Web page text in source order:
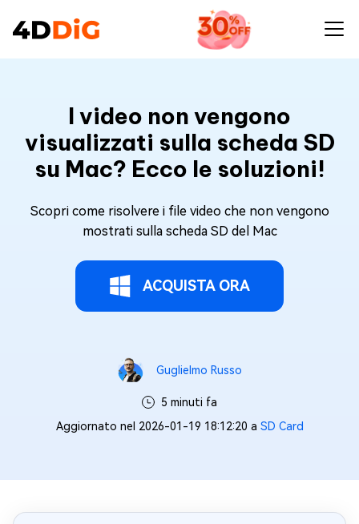
I video non vengono
visualizzati sulla scheda SD
su Mac? Ecco le soluzioni!
Scopri come risolvere i file video che non vengono
mostrati sulla scheda SD del Mac
ACQUISTA ORA
Guglielmo Russo
5 minuti fa
Aggiornato nel 2026-01-19 18:12:20 a SD Card